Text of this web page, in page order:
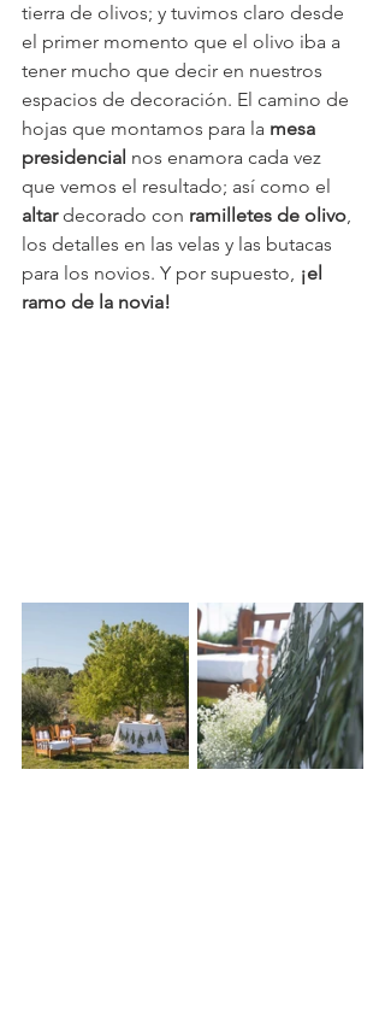
tierra de olivos; y tuvimos claro desde
el primer momento que el olivo iba a
tener mucho que decir en nuestros
espacios de decoración. El camino de
hojas que montamos para la mesa
presidencial nos enamora cada vez
que vemos el resultado; así como el
altar decorado con ramilletes de olivo,
los detalles en las velas y las butacas
para los novios. Y por supuesto, ¡el
ramo de la novia!